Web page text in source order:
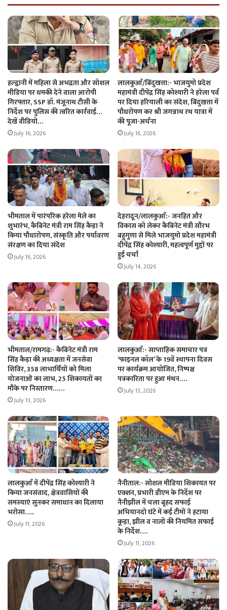
हल्द्वानी में महिला से अभद्रता और सोशल
मीडिया पर धमकी देने वाला आरोपी
गिरफ्तार, SSP डॉ. मंजूनाथ टीसी के
निर्देश पर पुलिस की त्वरित कार्रवाई…
देखें वीडियो…
July 16, 2026
लालकुआँ/बिंदुखत्ता:- भाजयुमो प्रदेश
महामंत्री दीपेंद्र सिंह कोश्यारी ने हरेला पर्व
पर दिया हरियाली का संदेश, बिंदुखत्ता में
पौधरोपण कर श्री जगन्नाथ रथ यात्रा में
की पूजा-अर्चना
July 16, 2026
भीमताल में पारंपरिक हरेला मेले का
शुभारंभ, कैबिनेट मंत्री राम सिंह कैड़ा ने
किया पौधारोपण, संस्कृति और पर्यावरण
संरक्षण का दिया संदेश
July 16, 2026
देहरादून/लालकुआँ:- जनहित और
विकास को लेकर कैबिनेट मंत्री सौरभ
बहुगुणा से मिले भाजयुमो प्रदेश महामंत्री
दीपेंद्र सिंह कोश्यारी, महत्वपूर्ण मुद्दों पर
हुई चर्चा
July 14, 2026
भीमताल/रामगढ़:- कैबिनेट मंत्री राम
सिंह कैड़ा की अध्यक्षता में जनसेवा
शिविर, 358 लाभार्थियों को मिला
योजनाओं का लाभ, 25 शिकायतों का
मौके पर निस्तारण……
July 13, 2026
लालकुआँ:- साप्ताहिक समाचार पत्र
‘फाइनल कॉल’ के 19वें स्थापना दिवस
पर कार्यक्रम आयोजित, निष्पक्ष
पत्रकारिता पर हुआ मंथन….
July 13, 2026
लालकुआँ में दीपेंद्र सिंह कोश्यारी ने
किया जनसंवाद, क्षेत्रवासियों की
समस्याएं सुनकर समाधान का दिलाया
भरोसा…..
July 11, 2026
नैनीताल:- सोशल मीडिया शिकायत पर
एक्शन, प्रभारी डीएम के निर्देश पर
नैनीझील में चला बृहद सफाई
अभियानदो घंटे में कई टीमों ने हटाया
कूड़ा, झील व नालों की नियमित सफाई
के निर्देश….
July 11, 2026